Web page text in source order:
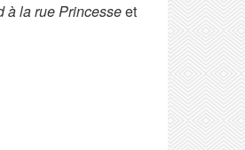
à la rue Princesseet